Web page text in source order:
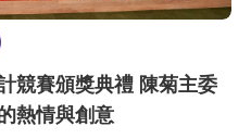
競賽頒獎典禮 陳菊主委
熱情與創意